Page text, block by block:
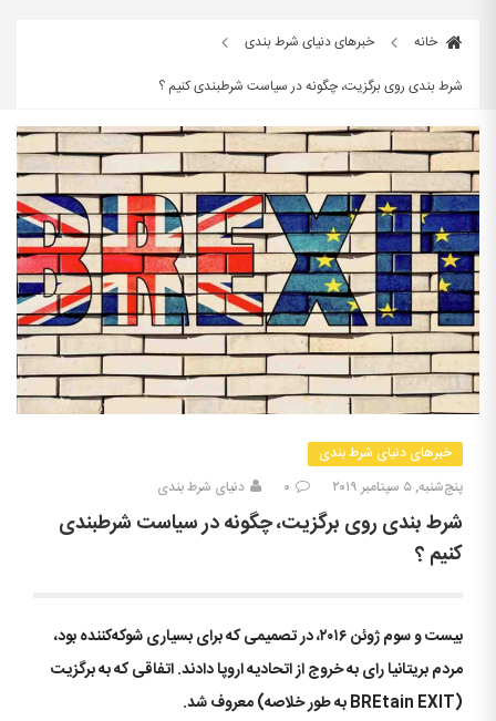
خانه
خبرهای دنیای شرط بندی
شرط بندی روی برگزیت، چگونه در سیاست شرطبندی کنیم ؟
خبرهای دنیای شرط بندی
پنج‌شنبه, ۵ سپتامبر ۲۰۱۹
۰ دنیای شرط بندی
شرط بندی روی برگزیت، چگونه در سیاست شرطبندی
کنیم ؟
بیست و سوم ژوئن ۲۰۱۶، در تصمیمی که برای بسیاری شوکه‌کننده بود،
مردم بریتانیا رای به خروج از اتحادیه اروپا دادند. اتفاقی که به برگزیت
(BREtain EXIT به طور خلاصه) معروف شد.